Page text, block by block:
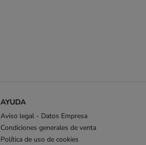
AYUDA
Aviso legal - Datos Empresa
Condiciones generales de venta
Política de uso de cookies